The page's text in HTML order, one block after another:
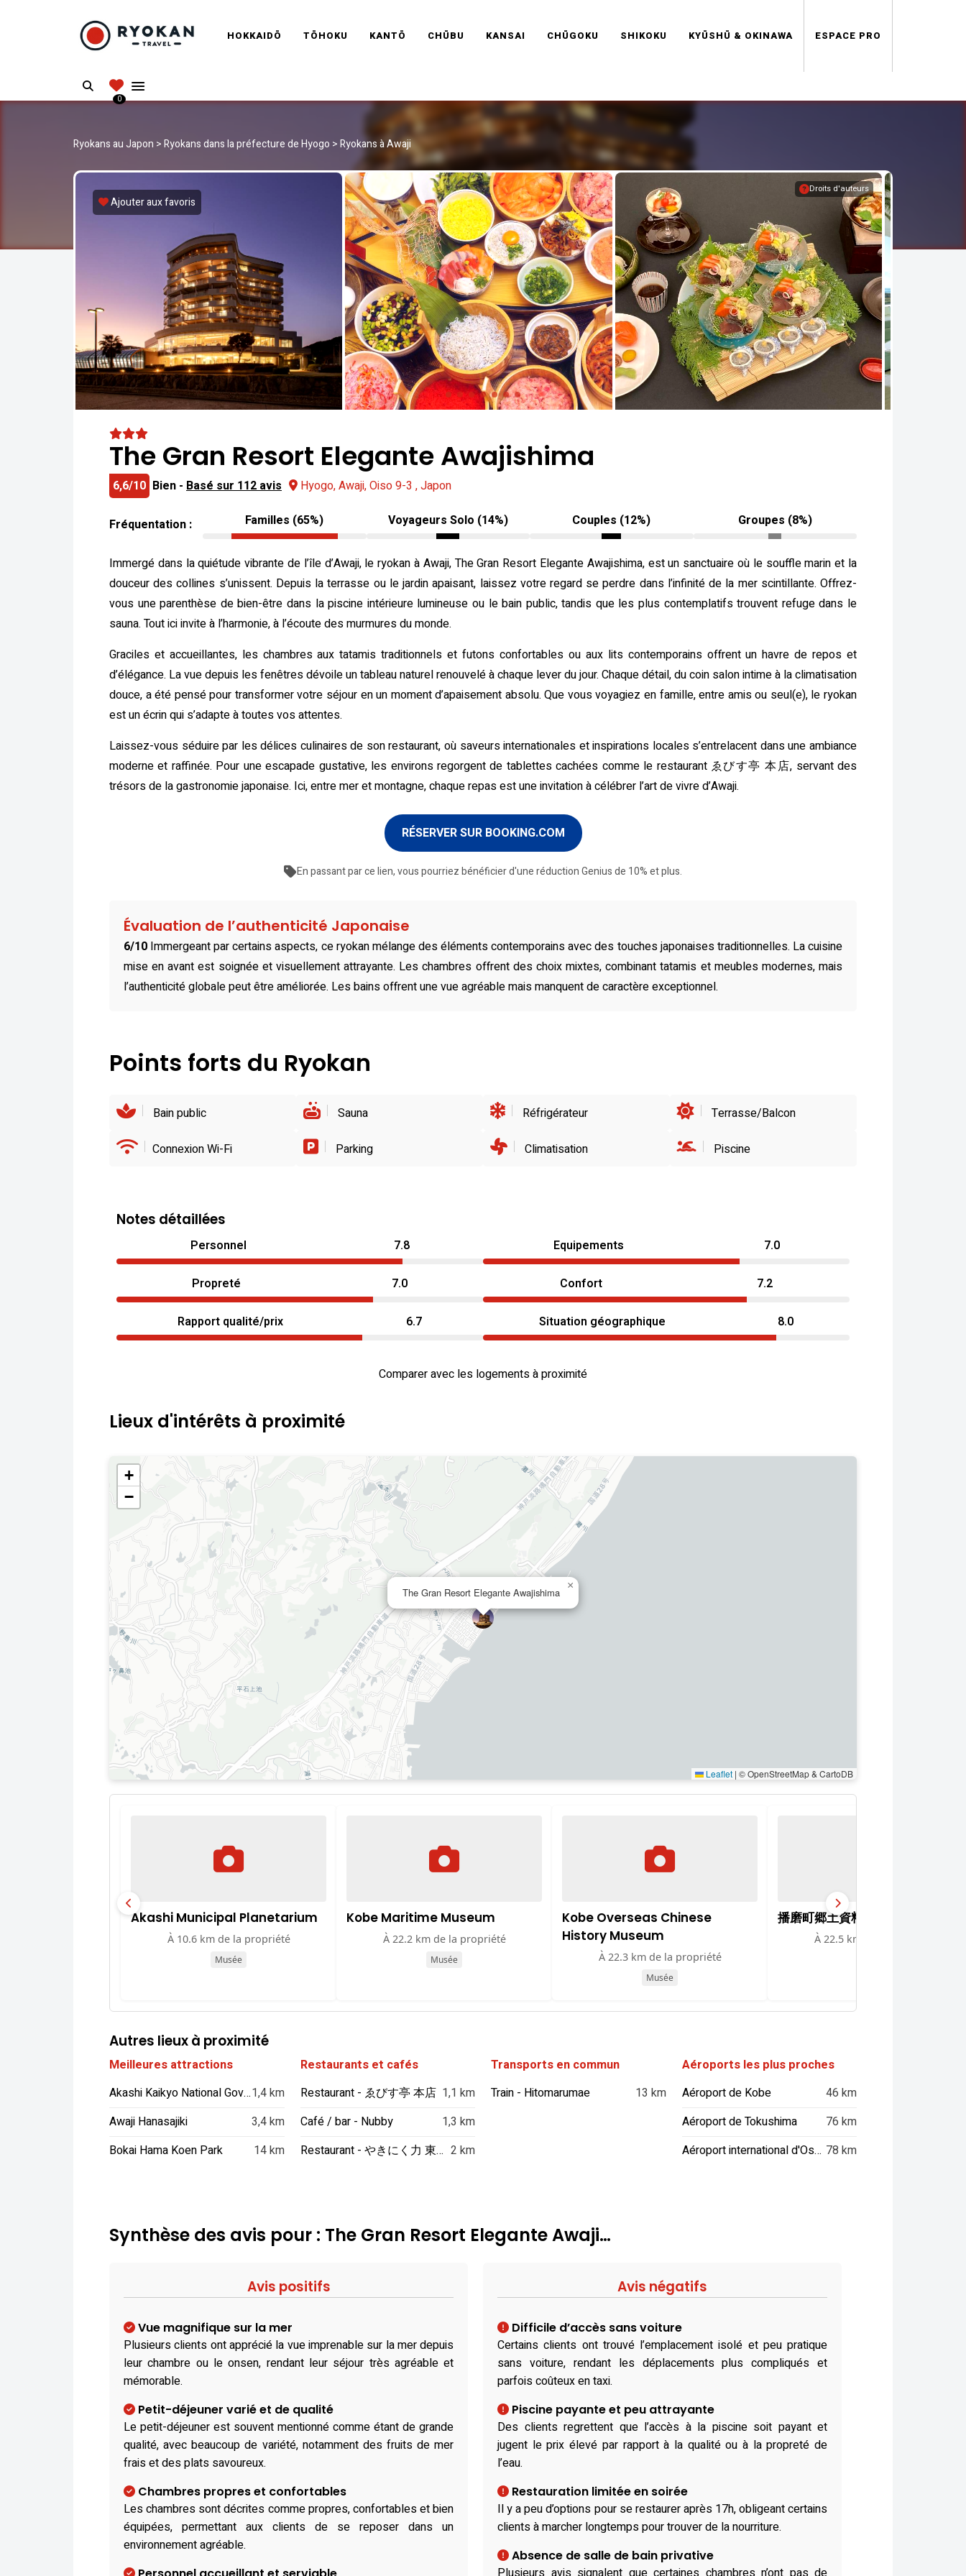
RYOKANTRAVEL FRANCE
HOKKAIDŌ TŌHOKU KANTŌ CHŪBU KANSAI CHŪGOKU SHIKOKU KYŪSHŪ & OKINAWA ESPACE PRO
Search
0
Ryokans au Japon >Ryokans dans la préfecture de Hyogo >Ryokans à Awaji
Droits d'auteurs
Ajouter aux favoris
The Gran Resort Elegante Awajishima
6,6/10 Bien - Basé sur 112 avis Hyogo, Awaji, Oiso 9-3 , Japon
Fréquentation : Familles (65%) Voyageurs Solo (14%) Couples (12%) Groupes (8%)
Immergé dans la quiétude vibrante de l’île d’Awaji, le ryokan à Awaji, The Gran Resort Elegante Awajishima, est un sanctuaire où le souffle marin et la
douceur des collines s’unissent. Depuis la terrasse ou le jardin apaisant, laissez votre regard se perdre dans l’infinité de la mer scintillante. Offrez-
vous une parenthèse de bien-être dans la piscine intérieure lumineuse ou le bain public, tandis que les plus contemplatifs trouvent refuge dans le
sauna. Tout ici invite à l’harmonie, à l’écoute des murmures du monde.
Graciles et accueillantes, les chambres aux tatamis traditionnels et futons confortables ou aux lits contemporains offrent un havre de repos et
d’élégance. La vue depuis les fenêtres dévoile un tableau naturel renouvelé à chaque lever du jour. Chaque détail, du coin salon intime à la climatisation
douce, a été pensé pour transformer votre séjour en un moment d’apaisement absolu. Que vous voyagiez en famille, entre amis ou seul(e), le ryokan
est un écrin qui s’adapte à toutes vos attentes.
Laissez-vous séduire par les délices culinaires de son restaurant, où saveurs internationales et inspirations locales s’entrelacent dans une ambiance
moderne et raffinée. Pour une escapade gustative, les environs regorgent de tablettes cachées comme le restaurant ゑびす亭 本店, servant des
trésors de la gastronomie japonaise. Ici, entre mer et montagne, chaque repas est une invitation à célébrer l’art de vivre d’Awaji.
RÉSERVER SUR BOOKING.COM
En passant par ce lien, vous pourriez bénéficier d'une réduction Genius de 10% et plus.
Évaluation de l’authenticité Japonaise
6/10 Immergeant par certains aspects, ce ryokan mélange des éléments contemporains avec des touches japonaises traditionnelles. La cuisine
mise en avant est soignée et visuellement attrayante. Les chambres offrent des choix mixtes, combinant tatamis et meubles modernes, mais
l’authenticité globale peut être améliorée. Les bains offrent une vue agréable mais manquent de caractère exceptionnel.
Points forts du Ryokan
Bain public Sauna Réfrigérateur Terrasse/Balcon
Connexion Wi-Fi Parking Climatisation Piscine
Notes détaillées
Personnel 7.8 Equipements 7.0
Propreté 7.0 Confort 7.2
Rapport qualité/prix 6.7 Situation géographique 8.0
Comparer avec les logements à proximité
Lieux d'intérêts à proximité
The Gran Resort Elegante Awajishima
×
+
−
Leaflet | © OpenStreetMap & CartoDB
Akashi Municipal Planetarium
À 10.6 km de la propriété
Musée
Kobe Maritime Museum
À 22.2 km de la propriété
Musée
Kobe Overseas Chinese
History Museum
À 22.3 km de la propriété
Musée
播磨町郷土資料館
À 22.5 km de la propriété
Autres lieux à proximité
Meilleures attractions
Akashi Kaikyo National Government Park1,4 km
Awaji Hanasajiki
3,4 km
Bokai Hama Koen Park
14 km
Restaurants et cafés
Restaurant - ゑびす亭 本店 1,1 km
Café / bar - Nubby
1,3 km
Restaurant - やきにく力 東浦店 2 km
Transports en commun
Train - Hitomarumae
13 km
Aéroports les plus proches
Aéroport de Kobe
46 km
Aéroport de Tokushima
76 km
Aéroport international d'Osaka 78 km
Synthèse des avis pour : The Gran Resort Elegante Awaji…
Avis positifs
Vue magnifique sur la mer
Plusieurs clients ont apprécié la vue imprenable sur la mer depuis
leur chambre ou le onsen, rendant leur séjour très agréable et
mémorable.
Petit-déjeuner varié et de qualité
Le petit-déjeuner est souvent mentionné comme étant de grande
qualité, avec beaucoup de variété, notamment des fruits de mer
frais et des plats savoureux.
Chambres propres et confortables
Les chambres sont décrites comme propres, confortables et bien
équipées, permettant aux clients de se reposer dans un
environnement agréable.
Avis négatifs
Difficile d’accès sans voiture
Certains clients ont trouvé l’emplacement isolé et peu pratique
sans voiture, rendant les déplacements plus compliqués et
parfois coûteux en taxi.
Piscine payante et peu attrayante
Des clients regrettent que l’accès à la piscine soit payant et
jugent le prix élevé par rapport à la qualité ou à la propreté de
l’eau.
Restauration limitée en soirée
Il y a peu d’options pour se restaurer après 17h, obligeant certains
clients à marcher longtemps pour trouver de la nourriture.
Absence de salle de bain privative